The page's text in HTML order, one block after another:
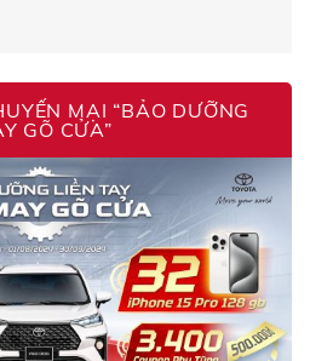
MẠI “BẢO DƯỠNG
GÕ CỬA”